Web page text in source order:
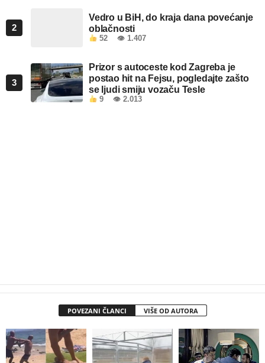
2
Vedro u BiH, do kraja dana povećanje
oblačnosti
52 👁 1.407
3
Prizor s autoceste kod Zagreba je
postao hit na Fejsu, pogledajte zašto
se ljudi smiju vozaču Tesle
9 👁 2.013
POVEZANI ČLANCI VIŠE OD AUTORA